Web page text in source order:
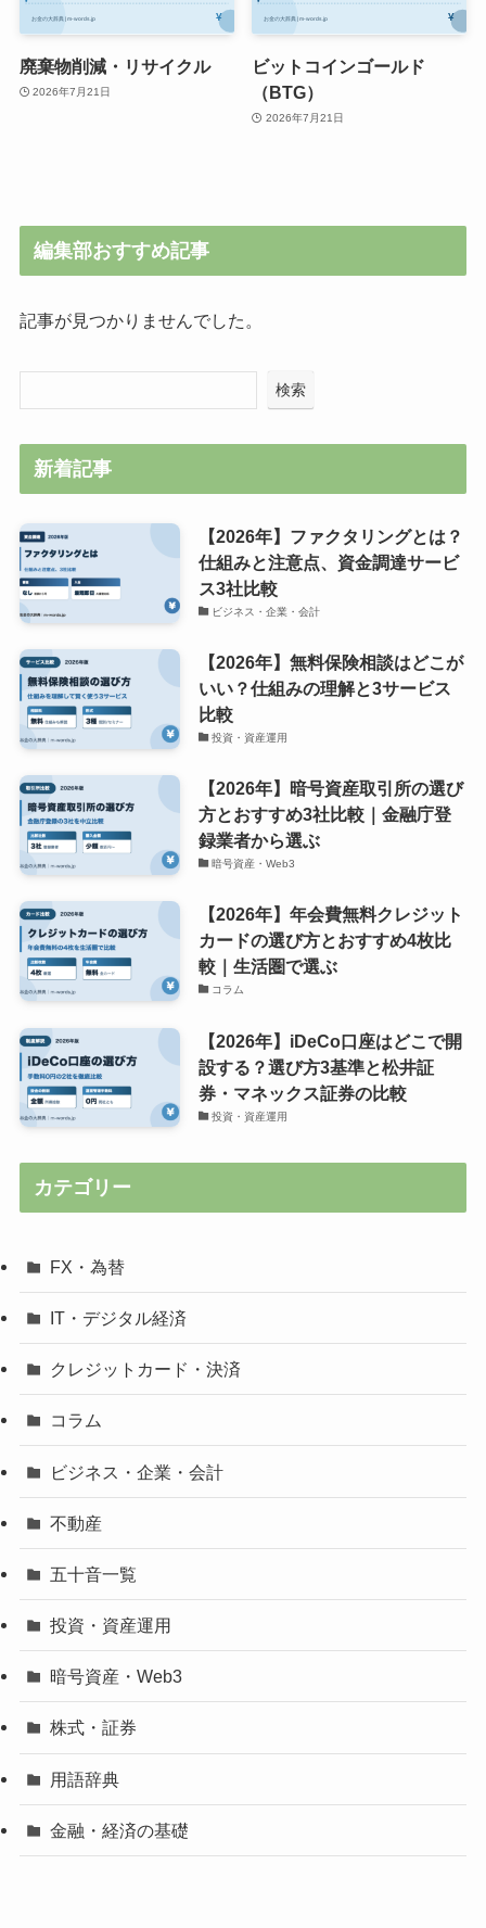
廃棄物削減・リサイクル
2026年7月21日
ビットコインゴールド
（BTG）
2026年7月21日
編集部おすすめ記事
記事が見つかりませんでした。
検索
新着記事
【2026年】ファクタリングとは？
仕組みと注意点、資金調達サービ
ス3社比較
ビジネス・企業・会計
【2026年】無料保険相談はどこが
いい？仕組みの理解と3サービス
比較
投資・資産運用
【2026年】暗号資産取引所の選び
方とおすすめ3社比較｜金融庁登
録業者から選ぶ
暗号資産・Web3
【2026年】年会費無料クレジット
カードの選び方とおすすめ4枚比
較｜生活圏で選ぶ
コラム
【2026年】iDeCo口座はどこで開
設する？選び方3基準と松井証
券・マネックス証券の比較
投資・資産運用
カテゴリー
FX・為替
IT・デジタル経済
クレジットカード・決済
コラム
ビジネス・企業・会計
不動産
五十音一覧
投資・資産運用
暗号資産・Web3
株式・証券
用語辞典
金融・経済の基礎